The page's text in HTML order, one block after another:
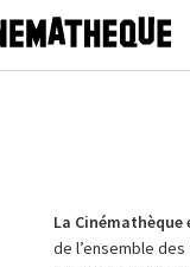
La
de l’ensemble